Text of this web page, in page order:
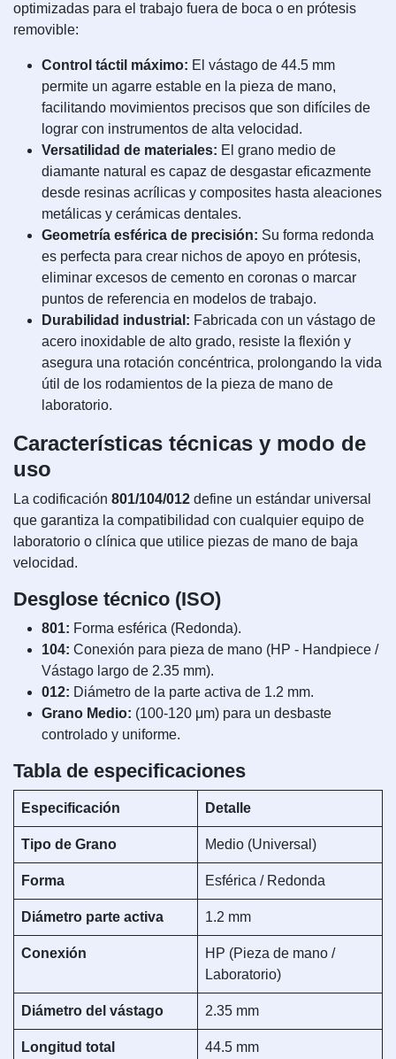
optimizadas para el trabajo fuera de boca o en prótesis
removible:
Control táctil máximo: El vástago de 44.5 mm
permite un agarre estable en la pieza de mano,
facilitando movimientos precisos que son difíciles de
lograr con instrumentos de alta velocidad.
Versatilidad de materiales: El grano medio de
diamante natural es capaz de desgastar eficazmente
desde resinas acrílicas y composites hasta aleaciones
metálicas y cerámicas dentales.
Geometría esférica de precisión: Su forma redonda
es perfecta para crear nichos de apoyo en prótesis,
eliminar excesos de cemento en coronas o marcar
puntos de referencia en modelos de trabajo.
Durabilidad industrial: Fabricada con un vástago de
acero inoxidable de alto grado, resiste la flexión y
asegura una rotación concéntrica, prolongando la vida
útil de los rodamientos de la pieza de mano de
laboratorio.
Características técnicas y modo de
uso
La codificación 801/104/012 define un estándar universal
que garantiza la compatibilidad con cualquier equipo de
laboratorio o clínica que utilice piezas de mano de baja
velocidad.
Desglose técnico (ISO)
801: Forma esférica (Redonda).
104: Conexión para pieza de mano (HP - Handpiece /
Vástago largo de 2.35 mm).
012: Diámetro de la parte activa de 1.2 mm.
Grano Medio: (100-120 μm) para un desbaste
controlado y uniforme.
Tabla de especificaciones
Especificación Detalle
Tipo de Grano Medio (Universal)
Forma Esférica / Redonda
Diámetro parte activa 1.2 mm
Conexión
HP (Pieza de mano /
Laboratorio)
Diámetro del vástago 2.35 mm
Longitud total 44.5 mm